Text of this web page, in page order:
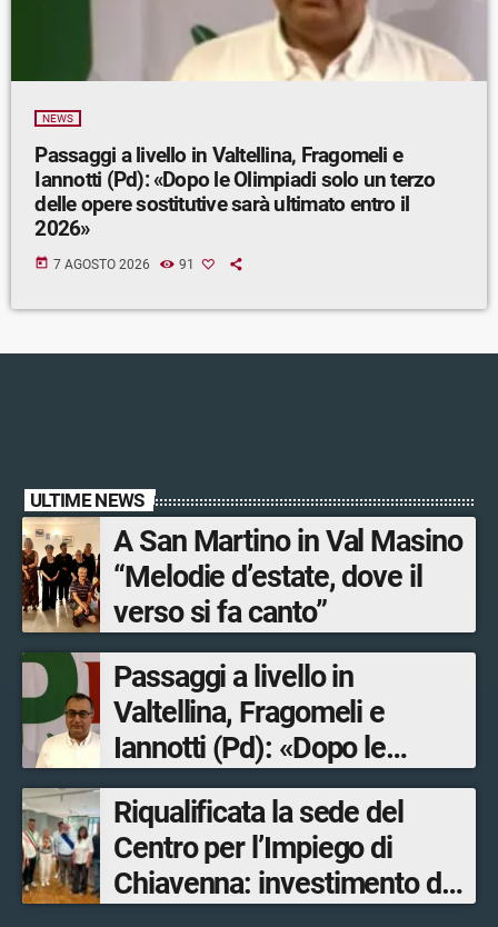
NEWS
Passaggi a livello in Valtellina, Fragomeli e
Iannotti (Pd): «Dopo le Olimpiadi solo un terzo
delle opere sostitutive sarà ultimato entro il
2026»
today 7 AGOSTO 2026 91
ULTIME NEWS
A San Martino in Val Masino
“Melodie d’estate, dove il
verso si fa canto”
Passaggi a livello in
Valtellina, Fragomeli e
Iannotti (Pd): «Dopo le
Olimpiadi solo un terzo delle
opere sostitutive sarà
ultimato entro il 2026»
Riqualificata la sede del
Centro per l’Impiego di
Chiavenna: investimento da